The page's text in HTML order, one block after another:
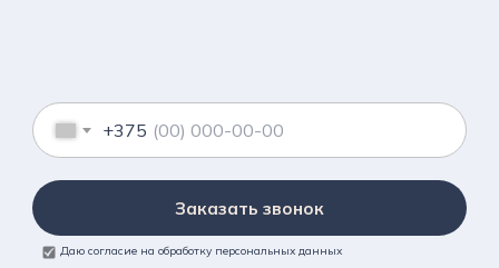
+375
Заказать звонок
Даю согласие на обработку персональных данных